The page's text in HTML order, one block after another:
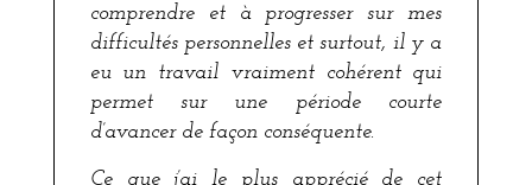
comprendre et à progresser sur mes
difficultés personnelles et surtout, il y a
eu un travail vraiment cohérent qui
permet sur une période courte
d’avancer de façon conséquente.
Ce que j’ai le plus apprécié de cet